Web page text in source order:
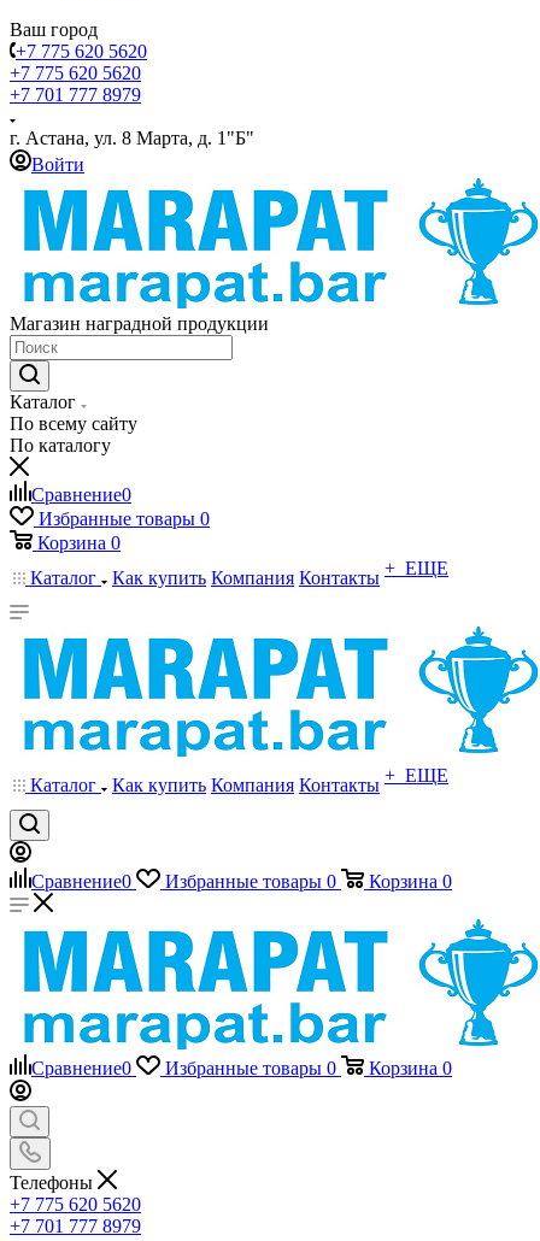
Ваш город
+7 775 620 5620
+7 775 620 5620
+7 701 777 8979
г. Астана, ул. 8 Марта, д. 1"Б"
Войти
Магазин наградной продукции
Каталог
По всему сайту
По каталогу
Сравнение0
Избранные товары 0
Корзина 0
Каталог
Как купить Компания Контакты + ЕЩЕ
Каталог Как купить Компания Контакты + ЕЩЕ
Сравнение0 Избранные товары 0 Корзина 0
Сравнение0 Избранные товары 0 Корзина 0
Телефоны
+7 775 620 5620
+7 701 777 8979